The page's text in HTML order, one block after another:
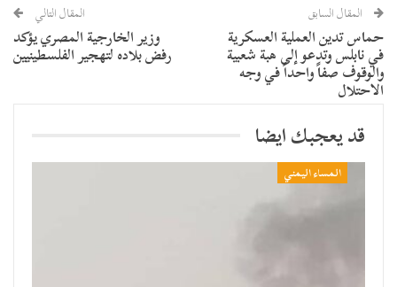
المقال السابق
حماس تدين العملية العسكرية
في نابلس وتدعو إلى هبة شعبية
والوقوف صفاً واحداً في وجه
الاحتلال
المقال التالي
وزير الخارجية المصري يؤكد
رفض بلاده لتهجير الفلسطينيين
قد يعجبك ايضا
المساء اليمني